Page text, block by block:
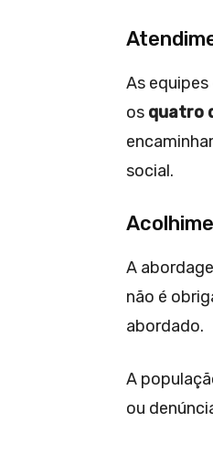
As equipes
os quatro
social.
A
não é
abordado.
A
ou